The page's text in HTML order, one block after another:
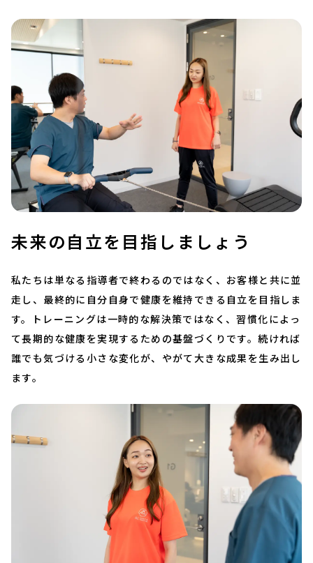
未来の自立を目指しましょう
私たちは単なる指導者で終わるのではなく、お客様と共に並
走し、最終的に自分自身で健康を維持できる自立を目指しま
す。トレーニングは一時的な解決策ではなく、習慣化によっ
て長期的な健康を実現するための基盤づくりです。続ければ
誰でも気づける小さな変化が、やがて大きな成果を生み出し
ます。